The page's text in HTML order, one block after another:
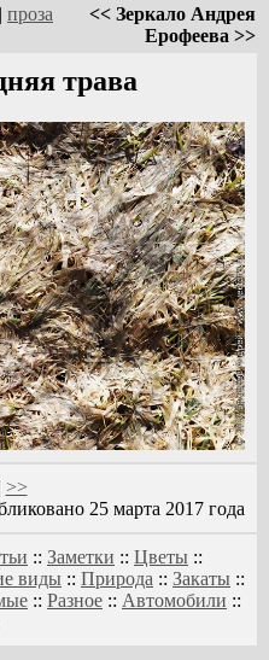
| проза
<< Зеркало Андрея
Ерофеева >>
трава
>>
25 марта 2017 года
:: Заметки :: Цветы ::
виды :: Природа :: Закаты ::
:: Разное :: Автомобили ::